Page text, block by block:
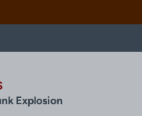
Explosion